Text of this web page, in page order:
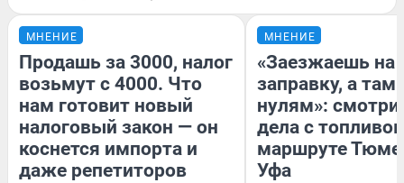
МНЕНИЕ
Продашь за 3000, налог
возьмут с 4000. Что
нам готовит новый
налоговый закон — он
коснется импорта и
даже репетиторов
МНЕНИЕ
«Заезжаешь на
заправку, а там
нулям»:
дела с
маршруте
Уфа